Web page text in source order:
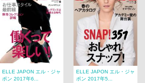
ELLE JAPON エル・ジャ
ポン 2017年6...
ELLE JAPON エル・ジャ
ポン 2017年5...